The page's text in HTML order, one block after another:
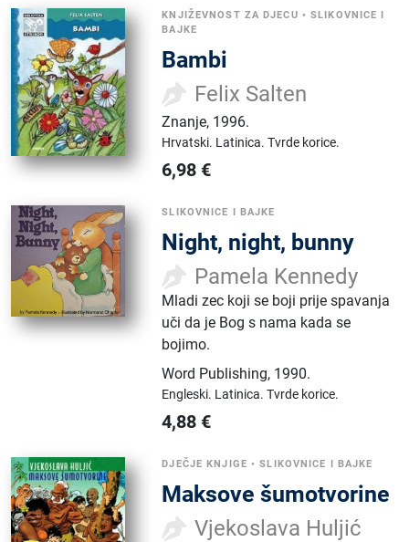
KNJIŽEVNOST ZA DJECU •SLIKOVNICE I
BAJKE
Bambi
Felix Salten
Znanje, 1996.
Hrvatski. Latinica.Tvrde korice.
6,98 €
SLIKOVNICE I BAJKE
Night, night, bunny
Pamela Kennedy
Mladi zec koji se boji prije spavanja
uči da je Bog s nama kada se
bojimo.
Word Publishing, 1990.
Engleski. Latinica.Tvrde korice.
4,88 €
DJEČJE KNJIGE •SLIKOVNICE I BAJKE
Maksove šumotvorine
Vjekoslava Huljić